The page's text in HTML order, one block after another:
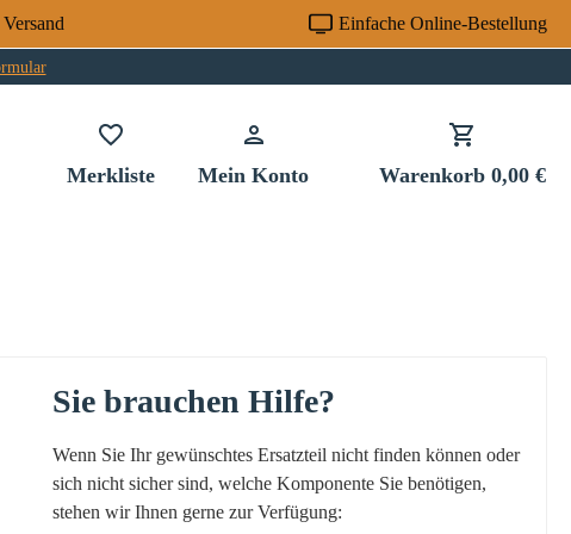
Einfache Online-Bestellung
MerklisteDu hast 0 Produkte auf dem Merkzettel
Mein Konto Warenkorb 0,00 €
Sie brauchen Hilfe?
Wenn Sie Ihr gewünschtes Ersatzteil nicht finden können oder
sich nicht sicher sind, welche Komponente Sie benötigen,
stehen wir Ihnen gerne zur Verfügung: